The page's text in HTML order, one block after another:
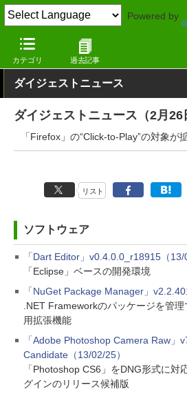
Powered by
カテゴリ 過去記事
窓の杜 その他の話題 ア
ダイジェストニュース
ダイジェストニュース（2月26
「Firefox」の“Click-to-Play”の対象
リスト
ソフトウェア
「Dart Editor」v0.4.0.0_r18915（13/
「Eclipse」ベースの開発環境
「NuGet Package Manager」
.NET Frameworkのパッケージを管理
用拡張機能
「Adobe Photoshop Camera Raw」
Candidate（13/02/25）
「Photoshop CS6」をDNG形式に対
グインのリリース候補版